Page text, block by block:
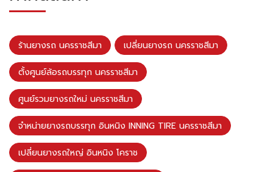
ร้านยางรถ นครราชสีมา เปลี่ยนยางรถ นครราชสีมา
ตั้งศูนย์ล้อรถบรรทุก นครราชสีมา
ศูนย์รวมยางรถใหม่ นครราชสีมา
จำหน่ายยางรถบรรทุก อินหนิง INNING TIRE นครราชสีมา
เปลี่ยนยางรถใหญ่ อินหนิง โคราช